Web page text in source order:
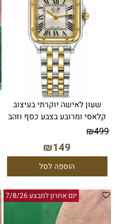
שעון לאישה יוקרתי בעיצוב
קלאסי ומרובע בצבע כסף וזהב
₪499
₪149
הוספה לסל
יום אחרון למבצע 7/8/26